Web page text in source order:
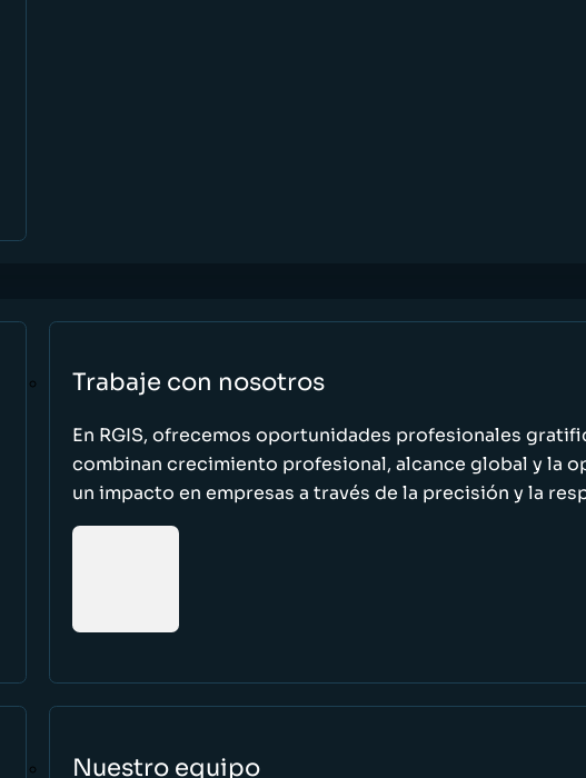
Trabaje con nosotros
En RGIS, ofrecemos oportunidades profesionales
combinan crecimiento profesional, alcance global y la
un impacto en empresas a través de la precisión y la
Nuestro equipo